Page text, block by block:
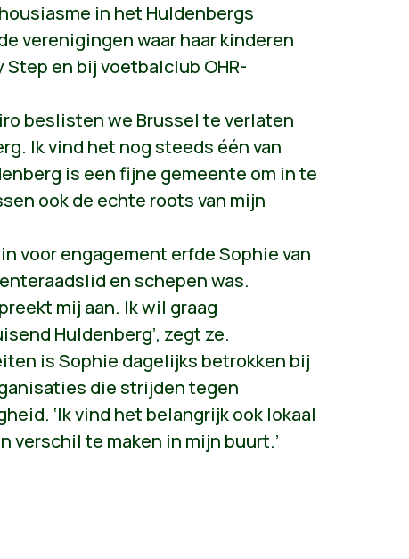
in het Huldenbergs
verenigingen waar haar kinderen
en bij voetbalclub OHR-
beslisten we Brussel te verlaten
Ik vind het nog steeds één van
is een fijne gemeente om in te
ook de echte roots van mijn
voor engagement erfde Sophie van
en schepen was.
mij aan. Ik wil graag
Huldenberg’, zegt ze.
is Sophie dagelijks betrokken bij
die strijden tegen
‘Ik vind het belangrijk ook lokaal
verschil te maken in mijn buurt.’